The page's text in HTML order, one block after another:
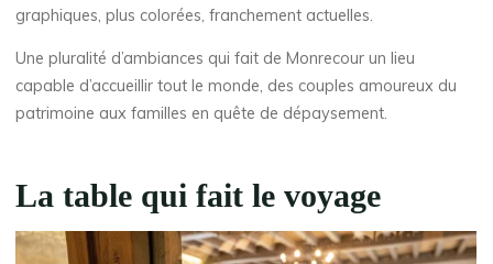
graphiques, plus colorées, franchement actuelles.
Une pluralité d’ambiances qui fait de Monrecour un lieu
capable d’accueillir tout le monde, des couples amoureux du
patrimoine aux familles en quête de dépaysement.
La table qui fait le voyage